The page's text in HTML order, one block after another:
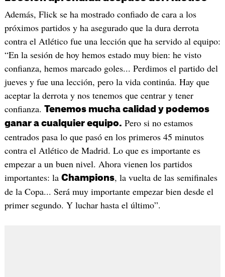
Además, Flick se ha mostrado confiado de cara a los
próximos partidos y ha asegurado que la dura derrota
contra el Atlético fue una lección que ha servido al equipo:
“En la sesión de hoy hemos estado muy bien: he visto
confianza, hemos marcado goles... Perdimos el partido del
jueves y fue una lección, pero la vida continúa. Hay que
aceptar la derrota y nos tenemos que centrar y tener
confianza. Tenemos mucha calidad y podemos
ganar a cualquier equipo. Pero si no estamos
centrados pasa lo que pasó en los primeros 45 minutos
contra el Atlético de Madrid. Lo que es importante es
empezar a un buen nivel. Ahora vienen los partidos
importantes: la Champions, la vuelta de las semifinales
de la Copa... Será muy importante empezar bien desde el
primer segundo. Y luchar hasta el último”.